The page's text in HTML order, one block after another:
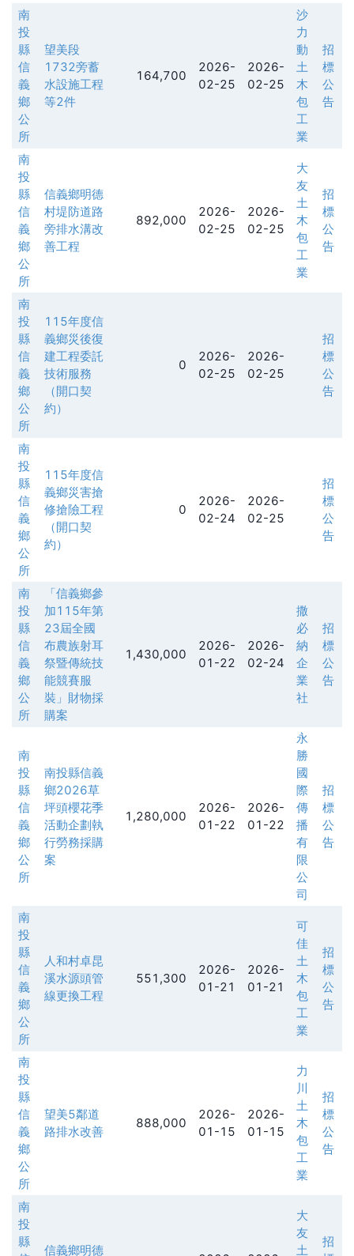
南
投
縣
信
義
鄉
公
所
望美段
1732旁蓄
水設施工程
等2件
164,700
2026-
02-25
2026-
02-25
沙
力
動
土
木
包
工
業
招
標
公
告
南
投
縣
信
義
鄉
公
所
信義鄉明德
村堤防道路
旁排水溝改
善工程
892,000
2026-
02-25
2026-
02-25
大
友
土
木
包
工
業
招
標
公
告
南
投
縣
信
義
鄉
公
所
115年度信
義鄉災後復
建工程委託
技術服務
（開口契
約）
0
2026-
02-25
2026-
02-25
招
標
公
告
南
投
縣
信
義
鄉
公
所
115年度信
義鄉災害搶
修搶險工程
（開口契
約）
0
2026-
02-24
2026-
02-25
招
標
公
告
南
投
縣
信
義
鄉
公
所
「信義鄉參
加115年第
23屆全國
布農族射耳
祭暨傳統技
能競賽服
裝」財物採
購案
1,430,000
2026-
01-22
2026-
02-24
撒
必
納
企
業
社
招
標
公
告
南
投
縣
信
義
鄉
公
所
南投縣信義
鄉2026草
坪頭櫻花季
活動企劃執
行勞務採購
案
1,280,000
2026-
01-22
2026-
01-22
永
勝
國
際
傳
播
有
限
公
司
招
標
公
告
南
投
縣
信
義
鄉
公
所
人和村卓昆
溪水源頭管
線更換工程
551,300
2026-
01-21
2026-
01-21
可
佳
土
木
包
工
業
招
標
公
告
南
投
縣
信
義
鄉
公
所
望美5鄰道
路排水改善
888,000
2026-
01-15
2026-
01-15
力
川
土
木
包
工
業
招
標
公
告
南
投
縣
信義鄉明德
大
友
土
招